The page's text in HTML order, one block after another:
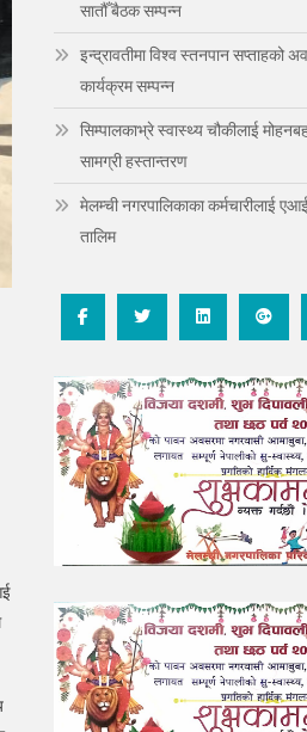
सातौँ बैठक सम्पन्न
इन्द्रावतीमा विश्व स्तनपान सप्ताहको
कार्यक्रम सम्पन्न
सिम्पालकाभ्रे स्वास्थ्य चौकीलाई
सामग्री हस्तान्तरण
मेलम्ची नगरपालिकाका कर्मचारीलाई
तालिम